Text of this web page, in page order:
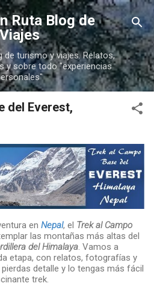
principal
Ruta Blog de
de turismo y viajes. Relatos,
y sobre todo "experiencias
del Everest,
en Nepal, el Trek al Campo
las montañas más altas del
del Himalaya. Vamos a
etapa, con relatos, fotografías y
detalle y lo tengas más fácil
trek.